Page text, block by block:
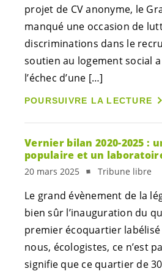
projet de CV anonyme, le
manqué une occasion de
discriminations dans le
soutien au logement social
l’échec d’une […]
POURSUIVRE LA LECTURE
Vernier bilan 2020-2025 :
populaire et un
20 mars 2025 Tribune libre
Le grand évènement de la
bien sûr l’inauguration du
premier écoquartier labélisé
nous, écologistes, ce n’est
signifie que ce quartier de